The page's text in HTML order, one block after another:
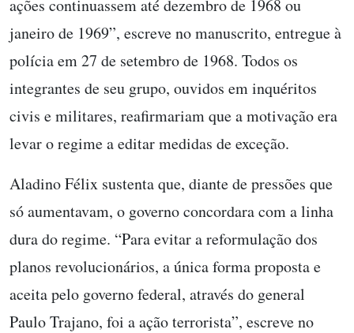
ações continuassem até dezembro de 1968 ou
janeiro de 1969”, escreveno manuscrito, entregue à
polícia em 27 de setembro de 1968. Todos os
integrantes de seu grupo, ouvidos em inquéritos
civis e militares, reafirmariam que a motivação era
levar o regime a editar medidas de exceção.
Aladino Félix sustenta que, diante de pressões que
só aumentavam, o governo concordara com a linha
dura do regime. “Para evitar a reformulação dos
planos revolucionários, a única forma proposta e
aceita pelo governo federal, através do general
Paulo Trajano, foi a ação terrorista”, escreve no